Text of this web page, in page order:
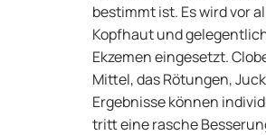
bestimmt ist. Es wird vor
Kopfhaut und
Ekzemen eingesetzt.
Mittel, das Rötungen,
Ergebnisse können
tritt eine rasche